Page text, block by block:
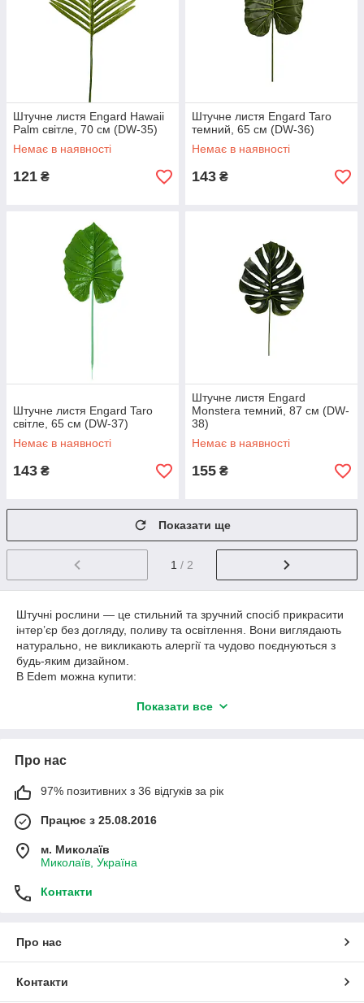
Штучне листя Engard Hawaii
Palm світле, 70 см (DW-35)
Немає в наявності
121 ₴
Штучне листя Engard Taro
темний, 65 см (DW-36)
Немає в наявності
143 ₴
Штучне листя Engard Taro
світле, 65 см (DW-37)
Немає в наявності
143 ₴
Штучне листя Engard
Monstera темний, 87 см (DW-
38)
Немає в наявності
155 ₴
Показати ще
1 / 2
Штучні рослини — це стильний та зручний спосіб прикрасити
інтер’єр без догляду, поливу та освітлення. Вони виглядають
натурально, не викликають алергії та чудово поєднуються з
будь-яким дизайном.
В Edem можна купити:
Переваги штучних рослин:
завжди виглядають охайно;
підходять для будь-яких приміщень;
довговічні та універсальні.
декоративними рослинами від EdemSuvenir.
Показати все
Про нас
97% позитивних з 36 відгуків за рік
Працює з 25.08.2016
м. Миколаїв
Миколаїв, Україна
Контакти
Про нас
Контакти